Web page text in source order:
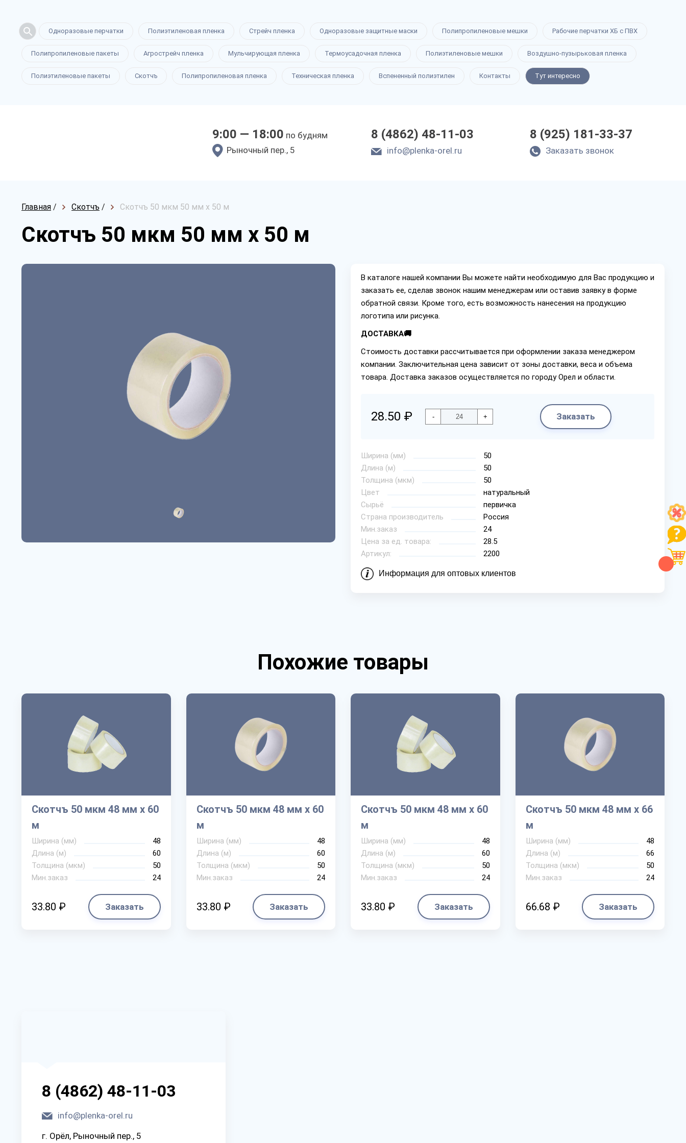
Одноразовые перчатки Полиэтиленовая пленка Стрейч пленка Одноразовые защитные маски Полипропиленовые мешки Рабочие перчатки ХБ с ПВХ
Полипропиленовые пакеты Агрострейч пленка Мульчирующая пленка Термоусадочная пленка Полиэтиленовые мешки Воздушно-пузырьковая пленка
Полиэтиленовые пакеты Скотчъ Полипропиленовая пленка Техническая пленка Вспененный полиэтилен Контакты Тут интересно
9:00 — 18:00 по будням
Рыночный пер., 5
8 (4862) 48-11-03
info@plenka-orel.ru
8 (925) 181-33-37
Заказать звонок
Главная / Скотчъ / Скотчъ 50 мкм 50 мм х 50 м
Скотчъ 50 мкм 50 мм х 50 м
В каталоге нашей компании Вы можете найти необходимую для Вас продукцию и
заказать ее, сделав звонок нашим менеджерам или оставив заявку в форме
обратной связи. Кроме того, есть возможность нанесения на продукцию
логотипа или рисунка.
ДОСТАВКА🚚
Стоимость доставки рассчитывается при оформлении заказа менеджером
компании. Заключительная цена зависит от зоны доставки, веса и объема
товара. Доставка заказов осуществляется по городу Орел и области.
28.50 ₽ - + Заказать
Ширина (мм)
50
Длина (м)
50
Толщина (мкм)
50
Цвет
натуральный
Сырьё
первичка
Страна производитель
Россия
Мин.заказ
24
Цена за ед. товара:
28.5
Артикул:
2200
Информация для оптовых клиентов
Похожие товары
Скотчъ 50 мкм 48 мм х 60
м
Ширина (мм)
48
Длина (м)
60
Толщина (мкм)
50
Мин.заказ
24
33.80 ₽ Заказать
Скотчъ 50 мкм 48 мм х 60
м
Ширина (мм)
48
Длина (м)
60
Толщина (мкм)
50
Мин.заказ
24
33.80 ₽ Заказать
Скотчъ 50 мкм 48 мм х 60
м
Ширина (мм)
48
Длина (м)
60
Толщина (мкм)
50
Мин.заказ
24
33.80 ₽ Заказать
Скотчъ 50 мкм 48 мм х 66
м
Ширина (мм)
48
Длина (м)
66
Толщина (мкм)
50
Мин.заказ
24
66.68 ₽ Заказать
8 (4862) 48-11-03
info@plenka-orel.ru
г. Орёл, Рыночный пер., 5